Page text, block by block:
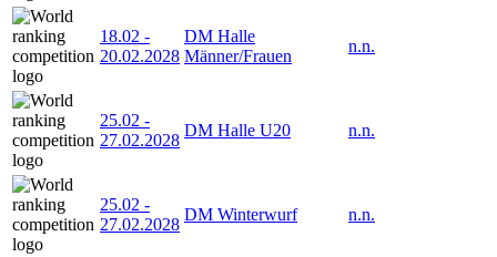
18.02 -
20.02.2028
DM Halle
Männer/Frauen
n.n.
25.02 -
27.02.2028
DM Halle U20 n.n.
25.02 -
27.02.2028
DM Winterwurf n.n.